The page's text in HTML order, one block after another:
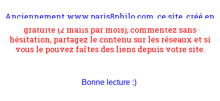
2006 lors du mouvement anti-CPE, a rendu compte de
s'occupe plus largement de rendre compte d'une
transformation dans les paradigmes philosophiques
suivant la pensée du Dehors ou du Surpli, omme la
quantique, résolvant la plupart des impasses
gratuite (2 mails par mois), commentez sans
hésitation, partagez le contenu sur les réseaux et si
vous le pouvez faîtes des liens depuis votre site.
Bonne lecture :)